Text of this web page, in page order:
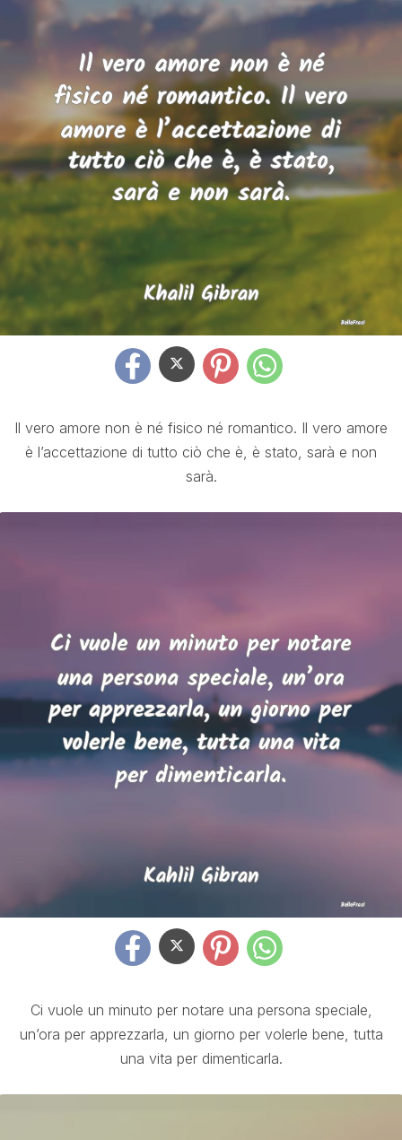
Il vero amore non è né fisico né romantico. Il vero amore
è l’accettazione di tutto ciò che è, è stato, sarà e non
sarà.
Ci vuole un minuto per notare una persona speciale,
un’ora per apprezzarla, un giorno per volerle bene, tutta
una vita per dimenticarla.